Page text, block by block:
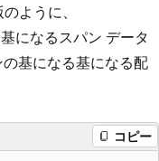
ように、
になるスパン データ
基になる基になる配
コピー